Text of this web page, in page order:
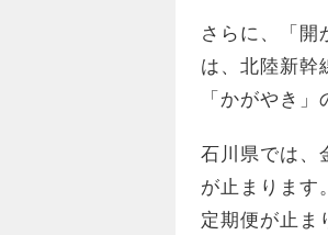
さらに、「開
は、北陸新幹
「かがやき
石川県では、
が止まります
定期便が止ま